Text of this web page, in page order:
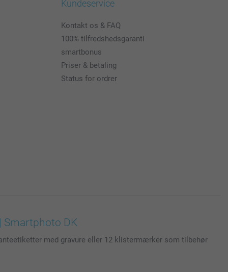
Kundeservice
Kontakt os & FAQ
100% tilfredshedsgaranti
smartbonus
Priser & betaling
Status for ordrer
DK
med gravure eller 12 klistermærker som tilbehør